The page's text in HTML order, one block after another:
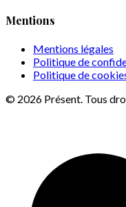
Mentions
Mentions légales
Politique de
Politique de
© 2026 Présent. Tous